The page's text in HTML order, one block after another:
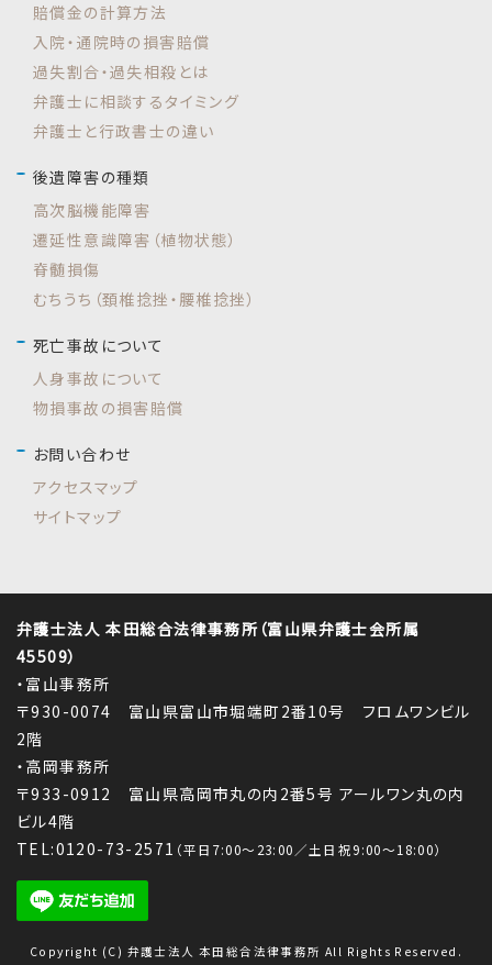
賠償金の計算方法
入院・通院時の損害賠償
過失割合・過失相殺とは
弁護士に相談するタイミング
弁護士と行政書士の違い
後遺障害の種類
高次脳機能障害
遷延性意識障害（植物状態）
脊髄損傷
むちうち（頚椎捻挫・腰椎捻挫）
死亡事故について
人身事故について
物損事故の損害賠償
お問い合わせ
アクセスマップ
サイトマップ
弁護士法人 本田総合法律事務所（富山県弁護士会所属
45509）
・富山事務所
〒930-0074 富山県富山市堀端町2番10号 フロムワンビル
2階
・高岡事務所
〒933-0912 富山県高岡市丸の内2番5号 アールワン丸の内
ビル4階
TEL:0120-73-2571 （平日7:00～23:00／土日祝9:00～18:00）
Copyright (C) 弁護士法人 本田総合法律事務所 All Rights Reserved.